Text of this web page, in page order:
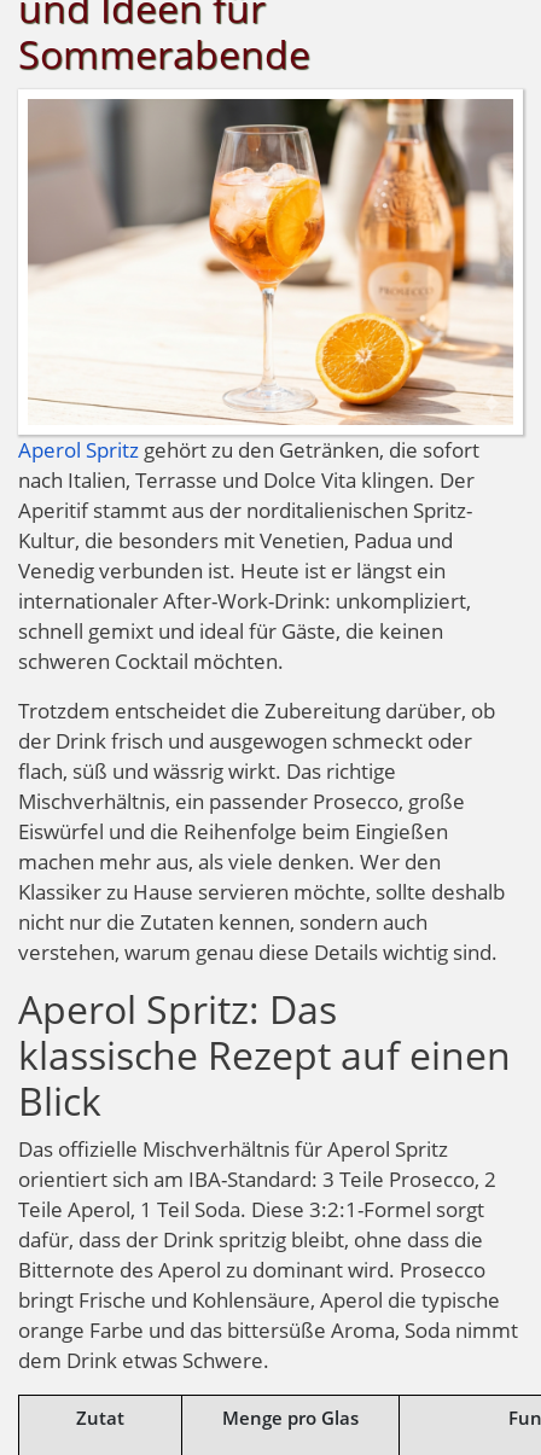
Sommerabende
Aperol Spritz gehört zu den Getränken, die sofort
nach Italien, Terrasse und Dolce Vita klingen. Der
Aperitif stammt aus der norditalienischen Spritz-
Kultur, die besonders mit Venetien, Padua und
Venedig verbunden ist. Heute ist er längst ein
internationaler After-Work-Drink: unkompliziert,
schnell gemixt und ideal für Gäste, die keinen
schweren Cocktail möchten.
Trotzdem entscheidet die Zubereitung darüber, ob
der Drink frisch und ausgewogen schmeckt oder
flach, süß und wässrig wirkt. Das richtige
Mischverhältnis, ein passender Prosecco, große
Eiswürfel und die Reihenfolge beim Eingießen
machen mehr aus, als viele denken. Wer den
Klassiker zu Hause servieren möchte, sollte deshalb
nicht nur die Zutaten kennen, sondern auch
verstehen, warum genau diese Details wichtig sind.
Aperol Spritz: Das
klassische Rezept auf einen
Blick
Das offizielle Mischverhältnis für Aperol Spritz
orientiert sich am IBA-Standard: 3 Teile Prosecco, 2
Teile Aperol, 1 Teil Soda. Diese 3:2:1-Formel sorgt
dafür, dass der Drink spritzig bleibt, ohne dass die
Bitternote des Aperol zu dominant wird. Prosecco
bringt Frische und Kohlensäure, Aperol die typische
orange Farbe und das bittersüße Aroma, Soda nimmt
dem Drink etwas Schwere.
Zutat Menge pro Glas